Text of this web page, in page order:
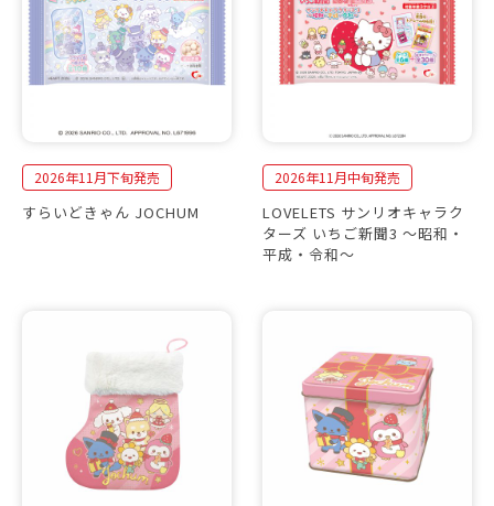
2026年11月下旬発売
すらいどきゃん JOCHUM
2026年11月中旬発売
LOVELETS サンリオキャラク
ターズ いちご新聞3 〜昭和・
平成・令和〜